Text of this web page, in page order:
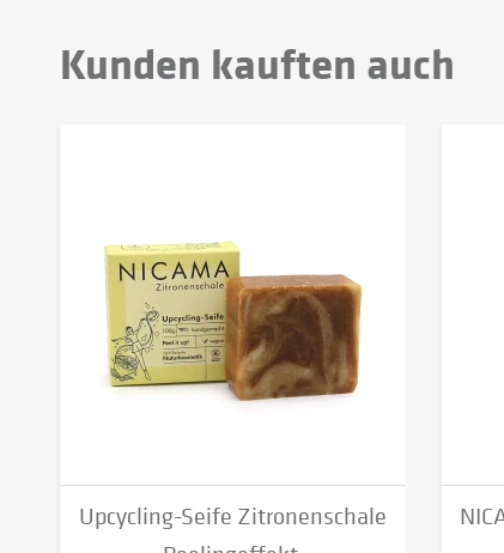
Kunden kauften auch
Upcycling-Seife Zitronenschale